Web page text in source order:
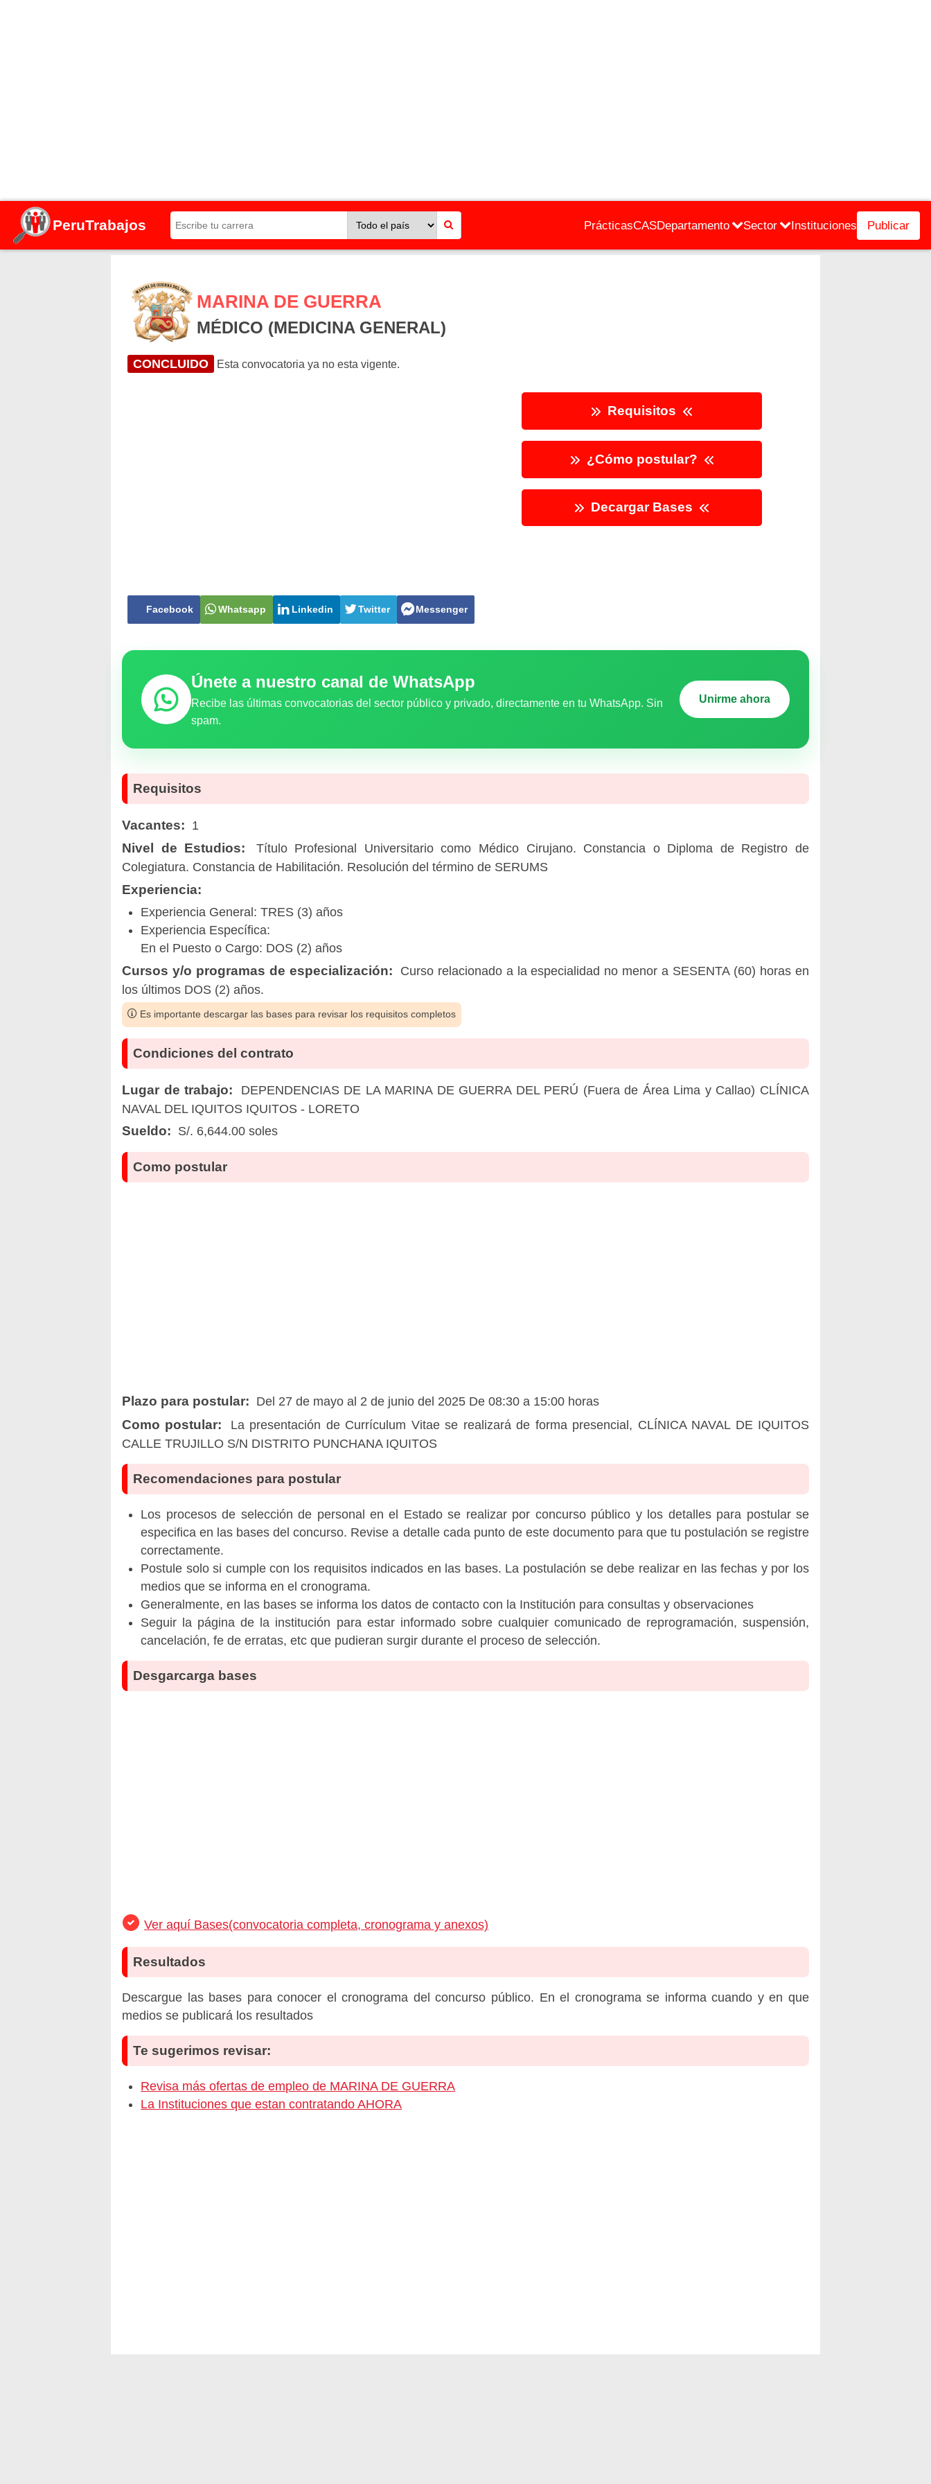
PeruTrabajos PrácticasCASDepartamento Sector Instituciones Publicar
MARINA DE GUERRA
MÉDICO (MEDICINA GENERAL)
CONCLUIDO Esta convocatoria ya no esta vigente.
Facebook Whatsapp Linkedin Twitter Messenger
Requisitos
¿Cómo postular?
Decargar Bases
Únete a nuestro canal de WhatsApp
Recibe las últimas convocatorias del sector público y privado, directamente en tu WhatsApp. Sin
spam.
Unirme ahora
Requisitos
Vacantes: 1
Nivel de Estudios:
Título Profesional Universitario como Médico Cirujano. Constancia o Diploma de Registro de
Colegiatura. Constancia de Habilitación. Resolución del término de SERUMS
Experiencia:
Experiencia General: TRES (3) años
Experiencia Específica:
En el Puesto o Cargo: DOS (2) años
Cursos y/o programas de especialización:
Curso relacionado a la especialidad no menor a SESENTA (60) horas en
los últimos DOS (2) años.
Es importante descargar las bases para revisar los requisitos completos
Condiciones del contrato
Lugar de trabajo:
DEPENDENCIAS DE LA MARINA DE GUERRA DEL PERÚ (Fuera de Área Lima y Callao) CLÍNICA
NAVAL DEL IQUITOS IQUITOS - LORETO
Sueldo: S/. 6,644.00 soles
Como postular
Plazo para postular: Del 27 de mayo al 2 de junio del 2025 De 08:30 a 15:00 horas
Como postular:
La presentación de Currículum Vitae se realizará de forma presencial, CLÍNICA NAVAL DE IQUITOS
CALLE TRUJILLO S/N DISTRITO PUNCHANA IQUITOS
Recomendaciones para postular
Los procesos de selección de personal en el Estado se realizar por concurso público y los detalles para postular se
especifica en las bases del concurso. Revise a detalle cada punto de este documento para que tu postulación se registre
correctamente.
Postule solo si cumple con los requisitos indicados en las bases. La postulación se debe realizar en las fechas y por los
medios que se informa en el cronograma.
Generalmente, en las bases se informa los datos de contacto con la Institución para consultas y observaciones
Seguir la página de la institución para estar informado sobre cualquier comunicado de reprogramación, suspensión,
cancelación, fe de erratas, etc que pudieran surgir durante el proceso de selección.
Desgarcarga bases
Ver aquí Bases(convocatoria completa, cronograma y anexos)
Resultados
Descargue las bases para conocer el cronograma del concurso público. En el cronograma se informa cuando y en que
medios se publicará los resultados
Te sugerimos revisar:
Revisa más ofertas de empleo de MARINA DE GUERRA
La Instituciones que estan contratando AHORA